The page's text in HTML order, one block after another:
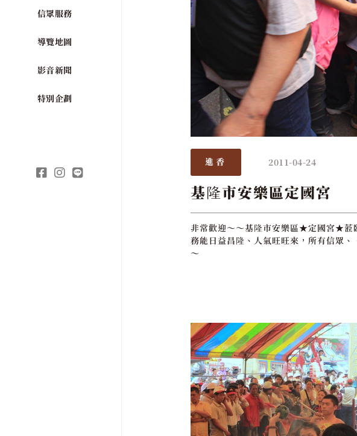
信眾服務
導覽地圖
影音新聞
特別企劃
進香 2011-04-24
基隆市安樂區定國宮
非常歡迎～～基隆市安樂區★定國宮★蒞
務能日益昌隆、人氣旺旺來，所有信眾
～